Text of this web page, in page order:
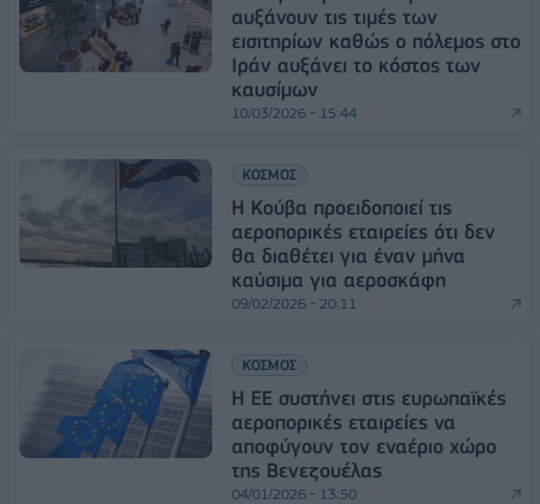
αυξάνουν τις τιμές των
εισιτηρίων καθώς ο πόλεμος στο
Ιράν αυξάνει το κόστος των
καυσίμων
10/03/2026 - 15:44
ΚΟΣΜΟΣ
Η Κούβα προειδοποιεί τις
αεροπορικές εταιρείες ότι δεν
θα διαθέτει για έναν μήνα
καύσιμα για αεροσκάφη
09/02/2026 - 20:11
ΚΟΣΜΟΣ
Η ΕΕ συστήνει στις ευρωπαϊκές
αεροπορικές εταιρείες να
αποφύγουν τον εναέριο χώρο
της Βενεζουέλας
04/01/2026 - 13:50